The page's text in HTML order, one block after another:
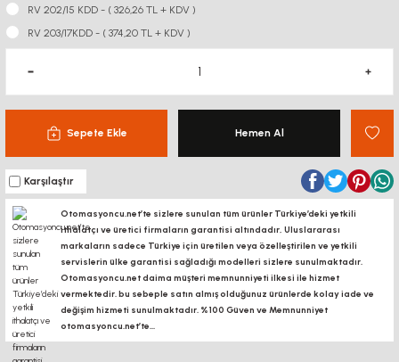
RV 202/15 KDD - ( 326,26 TL + KDV )
RV 203/17KDD - ( 374,20 TL + KDV )
Sepete Ekle Hemen Al
Karşılaştır
Otomasyoncu.net’te sizlere sunulan tüm ürünler Türkiye’deki yetkili
ithalatçı ve üretici firmaların garantisi altındadır, Uluslararası
markaların sadece Türkiye için üretilen veya özelleştirilen ve yetkili
servislerin ülke garantisi sağladığı modelleri sizlere sunulmaktadır.
Otomasyoncu.net daima müşteri memnunniyeti ilkesi ile hizmet
vermektedir. bu sebeple satın almış olduğunuz ürünlerde kolay iade ve
değişim hizmeti sunulmaktadır. %100 Güven ve Memnunniyet
otomasyoncu.net’te...